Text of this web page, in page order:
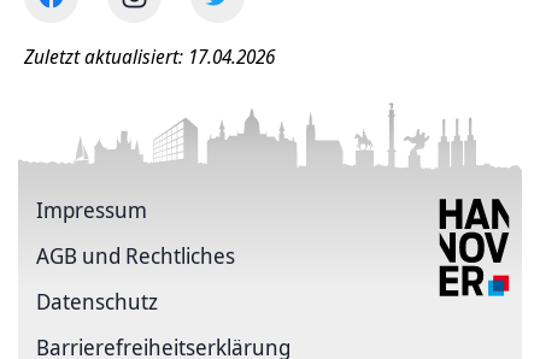
Zuletzt aktualisiert: 17.04.2026
Impressum
AGB und Rechtliches
Datenschutz
Barriere­freiheits­erklärung